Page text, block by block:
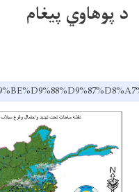
د پوهاوي پیغام